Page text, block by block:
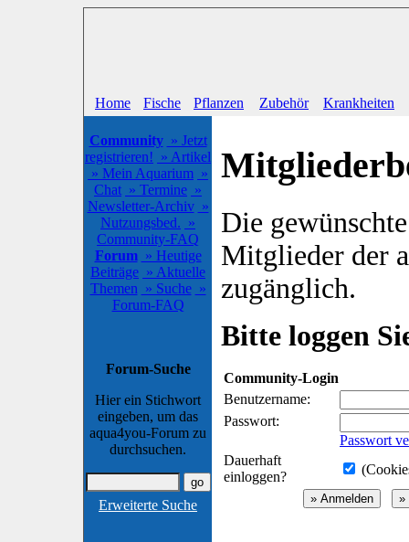
Home Fische Pflanzen Zubehör Krankheiten
Community » Jetzt
registrieren! » Artikel
» Mein Aquarium »
Chat » Termine »
Newsletter-Archiv »
Nutzungsbed. »
Community-FAQ
Forum » Heutige
Beiträge » Aktuelle
Themen » Suche »
Forum-FAQ
Forum-Suche
Hier ein Stichwort
eingeben, um das
aqua4you-Forum zu
durchsuchen.
Erweiterte Suche
Die
Mitglieder der
zugänglich.
Bitte loggen
Community-Login
Benutzername:
Passwort:
Passwort
Dauerhaft
einloggen?